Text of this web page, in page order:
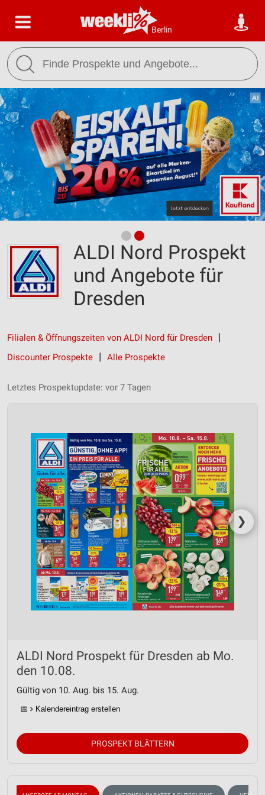
Berlin
ALDI Nord Prospekt
und Angebote für
Dresden
Filialen & Öffnungszeiten von ALDI Nord für Dresden
Discounter Prospekte
Alle Prospekte
Letztes Prospektupdate: vor 7 Tagen
❯
ALDI Nord Prospekt für Dresden ab Mo.
den 10.08.
Gültig von 10. Aug. bis 15. Aug.
📅 Kalendereintrag erstellen
PROSPEKT BLÄTTERN